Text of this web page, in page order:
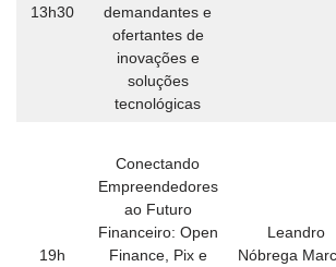
13h30
demandantes e
ofertantes de
inovações e
soluções
tecnológicas
19h
Conectando
Empreendedores
ao Futuro
Financeiro: Open
Finance, Pix e
Leandro
Nóbrega